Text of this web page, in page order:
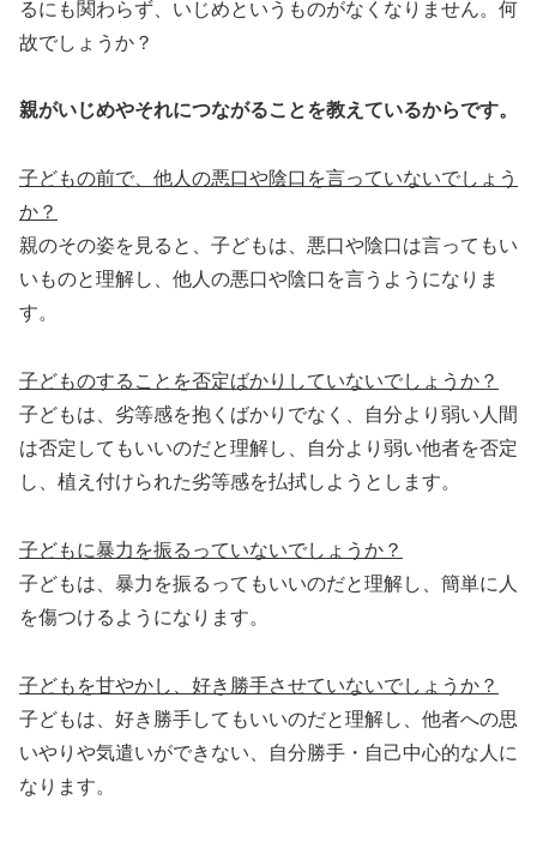
るにも関わらず、いじめというものがなくなりません。何
故でしょうか？
親がいじめやそれにつながることを教えているからです。
子どもの前で、他人の悪口や陰口を言っていないでしょう
か？
親のその姿を見ると、子どもは、悪口や陰口は言ってもい
いものと理解し、他人の悪口や陰口を言うようになりま
す。
子どものすることを否定ばかりしていないでしょうか？
子どもは、劣等感を抱くばかりでなく、自分より弱い人間
は否定してもいいのだと理解し、自分より弱い他者を否定
し、植え付けられた劣等感を払拭しようとします。
子どもに暴力を振るっていないでしょうか？
子どもは、暴力を振るってもいいのだと理解し、簡単に人
を傷つけるようになります。
子どもを甘やかし、好き勝手させていないでしょうか？
子どもは、好き勝手してもいいのだと理解し、他者への思
いやりや気遣いができない、自分勝手・自己中心的な人に
なります。